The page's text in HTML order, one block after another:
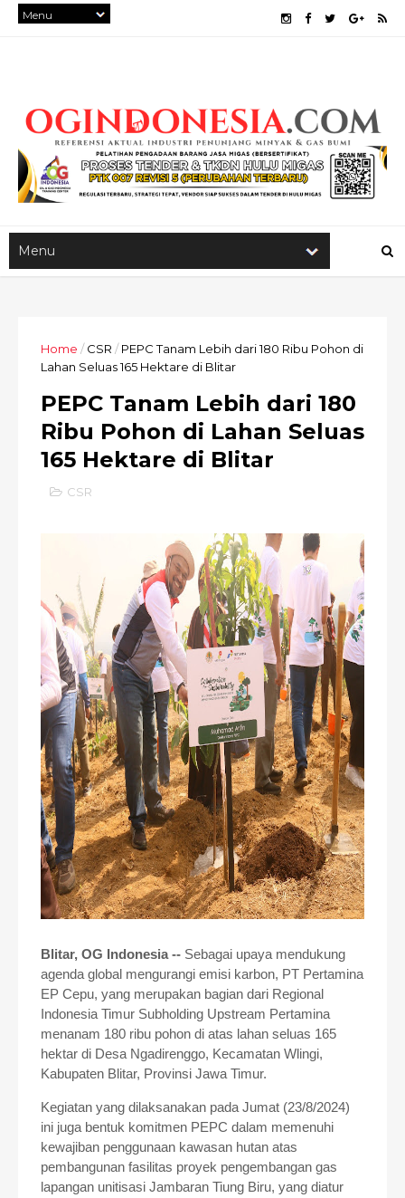
Home / CSR / PEPC Tanam Lebih dari 180 Ribu Pohon di
Lahan Seluas 165 Hektare di Blitar
PEPC Tanam Lebih dari 180
Ribu Pohon di Lahan Seluas
165 Hektare di Blitar
CSR
Blitar, OG Indonesia -- Sebagai upaya mendukung
agenda global mengurangi emisi karbon, PT Pertamina
EP Cepu, yang merupakan bagian dari Regional
Indonesia Timur Subholding Upstream Pertamina
menanam 180 ribu pohon di atas lahan seluas 165
hektar di Desa Ngadirenggo, Kecamatan Wlingi,
Kabupaten Blitar, Provinsi Jawa Timur.
Kegiatan yang dilaksanakan pada Jumat (23/8/2024)
ini juga bentuk komitmen PEPC dalam memenuhi
kewajiban penggunaan kawasan hutan atas
pembangunan fasilitas proyek pengembangan gas
lapangan unitisasi Jambaran Tiung Biru, yang diatur